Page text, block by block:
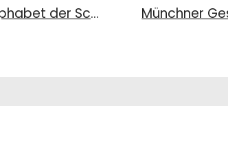
Münchner Geschichte(n) 3/2010: Alphabet der Schule